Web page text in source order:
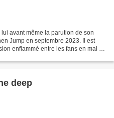
avant même la parution de son
Jump en septembre 2023. Il est
enflammé entre les fans en mal de
deep